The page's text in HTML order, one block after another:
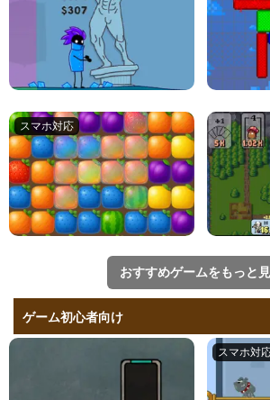
おすすめゲームをもっと
ゲーム初心者向け